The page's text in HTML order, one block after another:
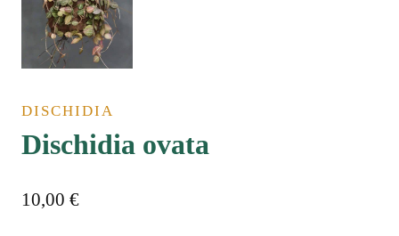
DISCHIDIA
Dischidia ovata
10,00 €